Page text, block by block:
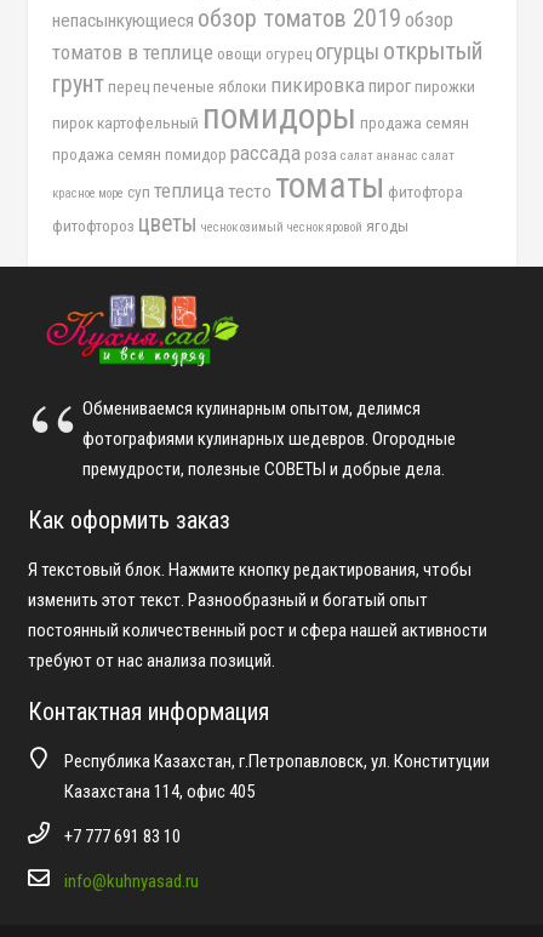
непасынкующиеся обзор томатов 2019 обзор
томатов в теплице овощи огурец огурцы открытый
грунт перец печеные яблоки пикировка пирог пирожки
пирок картофельный помидоры продажа семян
продажа семян помидор рассада роза салат ананас салат
красное море суп теплица тесто томаты фитофтора
фитофтороз цветы чеснок озимый чеснок яровой ягоды
Обмениваемся кулинарным опытом, делимся
фотографиями кулинарных шедевров. Огородные
премудрости, полезные СОВЕТЫ и добрые дела.
Как оформить заказ
Я текстовый блок. Нажмите кнопку редактирования, чтобы
изменить этот текст. Разнообразный и богатый опыт
постоянный количественный рост и сфера нашей активности
требуют от нас анализа позиций.
Контактная информация
Республика Казахстан, г.Петропавловск, ул. Конституции
Казахстана 114, офис 405
+7 777 691 83 10
info@kuhnyasad.ru